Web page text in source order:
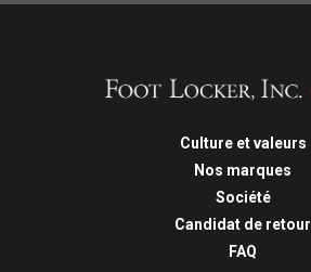
Culture et valeurs
Nos marques
Société
Candidat de retour
FAQ